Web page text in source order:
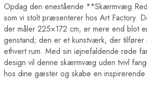
Tønder Plakater
Vejen Plakater
Vejle Plakater
Viborg Plakater
Vordingborg Plakater
Danmarkskort Plakater
Europa Byer Plakater
Barcelona Plakater
Opdag den enestående **Skærmvæg
som vi stolt præsenterer hos Art Factory.
der måler 225×172 cm, er mere end blot
genstand; den er et kunstværk, der tilfører
ethvert rum. Med sin iøjnefaldende røde
design vil denne skærmvæg uden tvivl
hos dine gæster og skabe en